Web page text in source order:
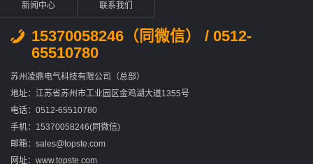
新闻中心 联系我们
15370058246（同微信） / 0512-
65510780
苏州凌鼎电气科技有限公司（总部）
地址：江苏省苏州市工业园区金鸡湖大道1355号
电话：0512-65510780
手机：15370058246(同微信)
邮箱：sales@topste.com
网址：www.topste.com